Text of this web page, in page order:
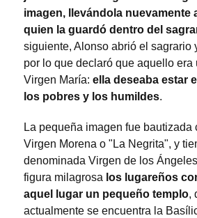
imagen, llevándola nuevamente
quien la guardó dentro del
siguiente, Alonso abrió el sagrario
por lo que declaró que aquello era
Virgen María: ella deseaba estar
los pobres y los humildes.
La pequeña imagen fue bautizada
Virgen Morena o "La Negrita", y
denominada Virgen de los
figura milagrosa los lugareños
aquel lugar un pequeño templo,
actualmente se encuentra la